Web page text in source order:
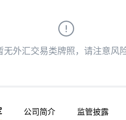
5
4
无外汇交易类牌照，请注意风险
公司简介 监管披露